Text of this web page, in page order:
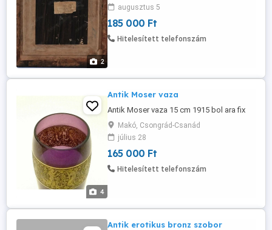
2
augusztus 5
185 000 Ft
Hitelesített telefonszám
4
Antik Moser vaza
Antik Moser vaza 15 cm 1915 bol ara fix
Makó, Csongrád-Csanád
július 28
165 000 Ft
Hitelesített telefonszám
Antik erotikus bronz szobor